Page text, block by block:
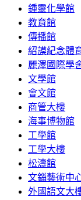
鍾靈化學館
教育館
傳播館
紹謨紀念體
麗澤國際學
文學館
會文館
商管大樓
海事博物館
工學館
工學大樓
松濤館
文錙藝術中
外國語文大